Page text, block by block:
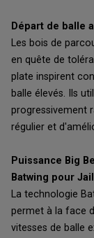
Départ de balle
Les bois de
en quête de
plate inspirent
balle élevés. Ils
progressivement
régulier et
Puissance Big
Batwing pour
La technologie
permet à la face
vitesses de balle